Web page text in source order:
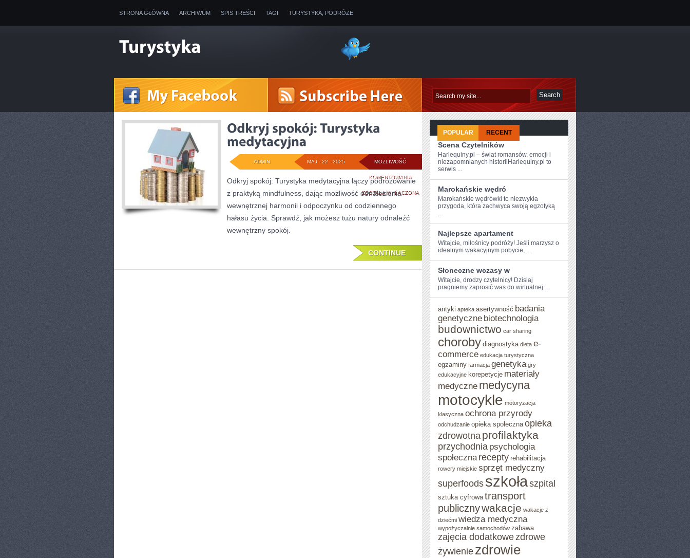
STRONA GŁÓWNA ARCHIWUM SPIS TREŚCI TAGI TURYSTYKA, PODRÓŻE
MOŻLIWOŚĆ
KOMENTOWANIAODKRYJ
SPOKÓJ:
TURYSTYKA
MEDYTACYJNA
ZOSTAŁA WYŁĄCZONA
MAJ - 22 - 2025
ADMIN
Odkryj spokój: Turystyka medytacyjna łączy podróżowanie
z praktyką mindfulness, dając możliwość odnalezienia
wewnętrznej harmonii i odpoczynku od codziennego
hałasu życia. Sprawdź, jak możesz tużu natury odnaleźć
wewnętrzny spokój.
CONTINUE
POPULAR RECENT
Scena Czytelników
Harlequiny.pl – świat romansów, emocji i
niezapomnianych historiiHarlequiny.pl to
serwis ...
Marokańskie wędró
Marokańskie wędrówki ​to niezwykła
przygoda, która zachwyca swoją egzotyką
...
Najlepsze apartament
Witajcie, miłośnicy​ podróży! Jeśli ‌marzysz o
idealnym wakacyjnym pobycie, ...
Słoneczne wczasy w
Witajcie, drodzy‌ czytelnicy! Dzisiaj
pragniemy zaprosić was do wirtualnej‌ ...
antyki apteka asertywność badania
genetyczne biotechnologia
budownictwo car sharing
choroby diagnostyka dieta e-
commerce edukacja turystyczna
egzaminy farmacja genetyka gry
edukacyjne korepetycje materiały
medyczne medycyna
motocykle motoryzacja
klasyczna ochrona przyrody
odchudzanie opieka społeczna opieka
zdrowotna profilaktyka
przychodnia psychologia
społeczna recepty rehabilitacja
rowery miejskie sprzęt medyczny
superfoods szkołaszpital
sztuka cyfrowa transport
publicznywakacje wakacje z
dziećmi wiedza medyczna
wypożyczalnie samochodów zabawa
zajęcia dodatkowezdrowe
żywienie zdrowie